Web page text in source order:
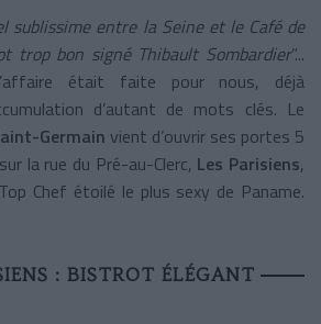
sublissime entre la Seine et le Café de
trop bon signé Thibault Sombardier”...
était faite pour nous, déjà
d’autant de mots clés. Le
Germain vient d’ouvrir ses portes 5
la rue du Pré-au-Clerc, Les Parisiens,
Chef étoilé le plus sexy de Paname.
: BISTROT ÉLÉGANT